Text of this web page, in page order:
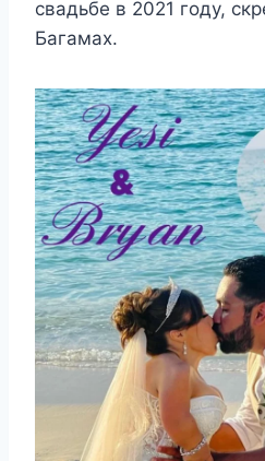
свадьбе в 2021 году,
Багамах.